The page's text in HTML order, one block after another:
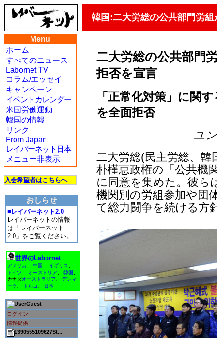
韓国:二大労総の公共部門労
Menu
ホーム
すべてのニュース
Labornet TV
コラム/エッセイ
キャンペーン
イベントカレンダー
米国労働運動
韓国の情報
リンク
From Japan
レイバーネット日本
メニュー非表示
入会希望者はこちらへ
おしらせ
■レイバーネット2.0
レイバーネットの情報
は「レイバーネット
2.0」をご覧ください。
世界のLabornet
アメリカ 中国 イギリス
ドイツ
オーストリア 韓国
カナダオーストラリア
デンマ
ーク
トルコ 日本
Guest
ログイン
情報提供
1390555109627St...
二大労総の公共部門
拒否を宣言
「正常化対策」に関
を全面拒否
ユ
二大労総(民主労総、
朴槿恵政権の「公共機
に同意を集めた。彼ら
機関別の労組参加や団
て総力闘争を続ける方